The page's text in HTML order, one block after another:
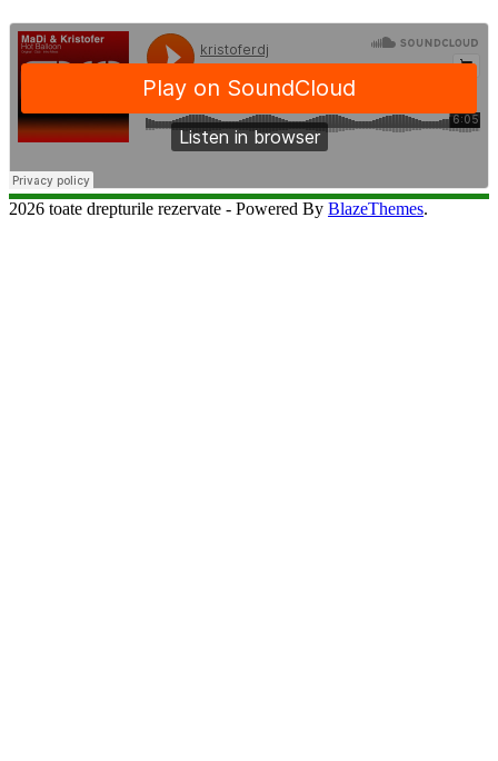
2026 toate drepturile rezervate - Powered By BlazeThemes.